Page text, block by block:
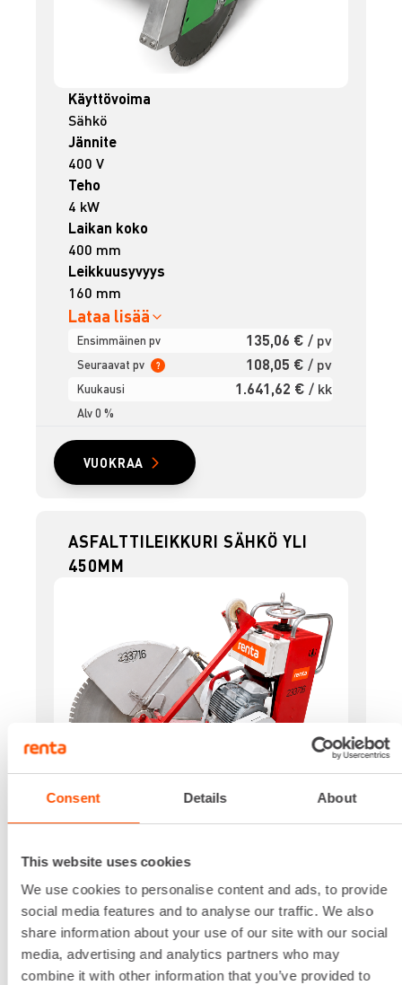
Consent Details About
This website uses cookies
We use cookies to personalise content and ads, to provide
social media features and to analyse our traffic. We also
share information about your use of our site with our social
media, advertising and analytics partners who may
combine it with other information that you’ve provided to
Käyttövoima
Sähkö
Jännite
400 V
Teho
4 kW
Laikan koko
400 mm
Leikkuusyvyys
160 mm
Lataa lisää
Ensimmäinen pv 135,06 € / pv
Seuraavat pv ? 108,05 € / pv
Kuukausi 1.641,62 € / kk
Alv 0 %
VUOKRAA
ASFALTTILEIKKURI SÄHKÖ YLI
450MM
Käyttövoima
Sähkö
Jännite
400 V
Teho
11 kW